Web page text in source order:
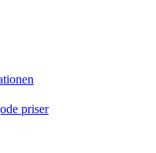
priser